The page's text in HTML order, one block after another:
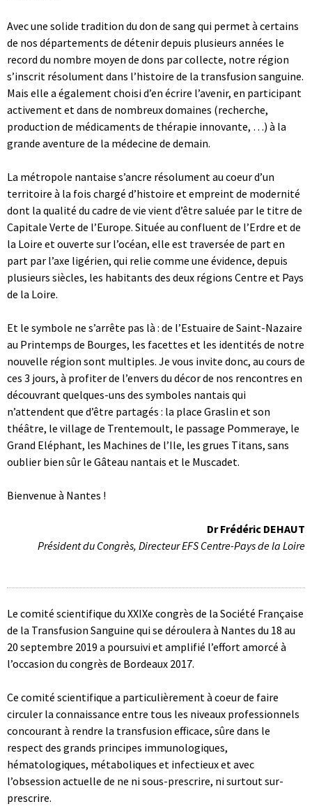
Avec une solide tradition du don de sang qui permet à certains
de nos départements de détenir depuis plusieurs années le
record du nombre moyen de dons par collecte, notre région
s’inscrit résolument dans l’histoire de la transfusion sanguine.
Mais elle a également choisi d’en écrire l’avenir, en participant
activement et dans de nombreux domaines (recherche,
production de médicaments de thérapie innovante, …) à la
grande aventure de la médecine de demain.
La métropole nantaise s’ancre résolument au coeur d’un
territoire à la fois chargé d’histoire et empreint de modernité
dont la qualité du cadre de vie vient d’être saluée par le titre de
Capitale Verte de l’Europe. Située au confluent de l’Erdre et de
la Loire et ouverte sur l’océan, elle est traversée de part en
part par l’axe ligérien, qui relie comme une évidence, depuis
plusieurs siècles, les habitants des deux régions Centre et Pays
de la Loire.
Et le symbole ne s’arrête pas là : de l’Estuaire de Saint-Nazaire
au Printemps de Bourges, les facettes et les identités de notre
nouvelle région sont multiples. Je vous invite donc, au cours de
ces 3 jours, à profiter de l’envers du décor de nos rencontres en
découvrant quelques-uns des symboles nantais qui
n’attendent que d’être partagés : la place Graslin et son
théâtre, le village de Trentemoult, le passage Pommeraye, le
Grand Eléphant, les Machines de l’Ile, les grues Titans, sans
oublier bien sûr le Gâteau nantais et le Muscadet.
Bienvenue à Nantes !
Dr Frédéric DEHAUT
Président du Congrès, Directeur EFS Centre-Pays de la Loire
Le comité scientifique du XXIXe congrès de la Société Française
de la Transfusion Sanguine qui se déroulera à Nantes du 18 au
20 septembre 2019 a poursuivi et amplifié l’effort amorcé à
l’occasion du congrès de Bordeaux 2017.
Ce comité scientifique a particulièrement à coeur de faire
circuler la connaissance entre tous les niveaux professionnels
concourant à rendre la transfusion efficace, sûre dans le
respect des grands principes immunologiques,
hématologiques, métaboliques et infectieux et avec
l’obsession actuelle de ne ni sous-prescrire, ni surtout sur-
prescrire.